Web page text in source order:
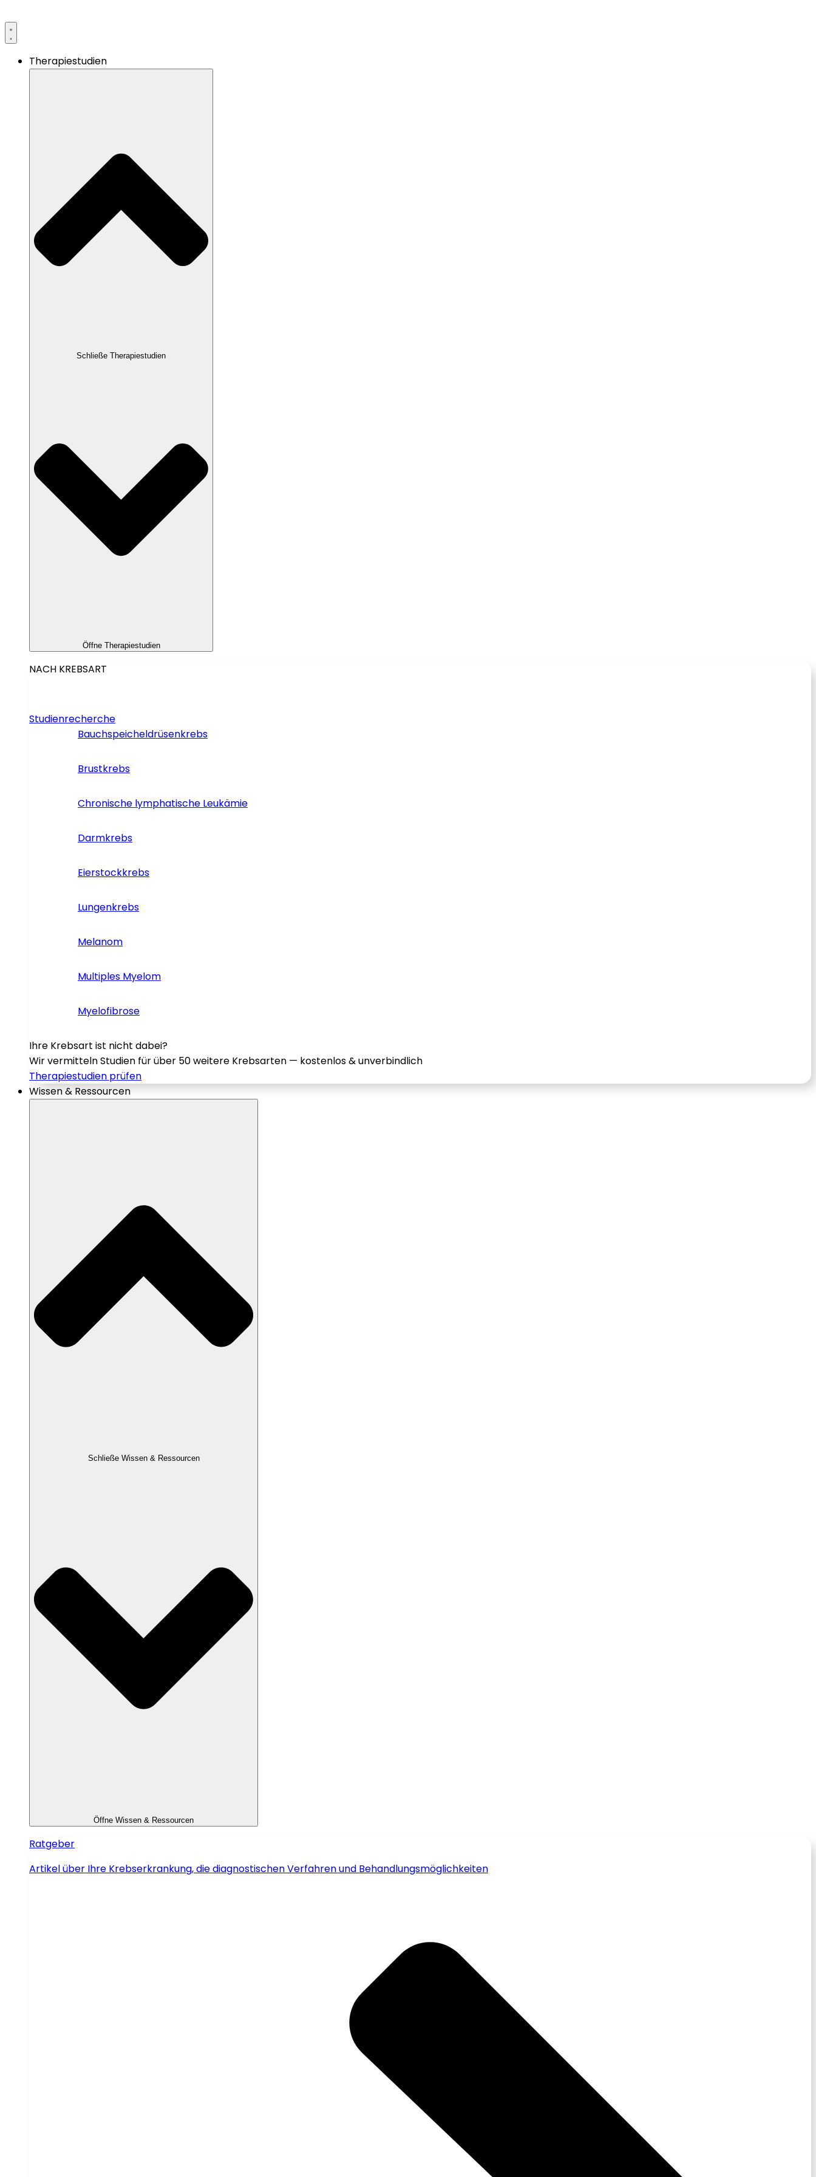
Therapiestudien
Schließe Therapiestudien
Öffne Therapiestudien
NACH KREBSART
Studienrecherche
Bauchspeicheldrüsenkrebs
Brustkrebs
Chronische lymphatische Leukämie
Darmkrebs
Eierstockkrebs
Lungenkrebs
Melanom
Multiples Myelom
Myelofibrose
Ihre Krebsart ist nicht dabei?
Wir vermitteln Studien für über 50 weitere Krebsarten — kostenlos & unverbindlich
Therapiestudien prüfen
Wissen & Ressourcen
Schließe Wissen & Ressourcen
Öffne Wissen & Ressourcen
Ratgeber
Artikel über Ihre Krebserkrankung, die diagnostischen Verfahren und Behandlungsmöglichkeiten